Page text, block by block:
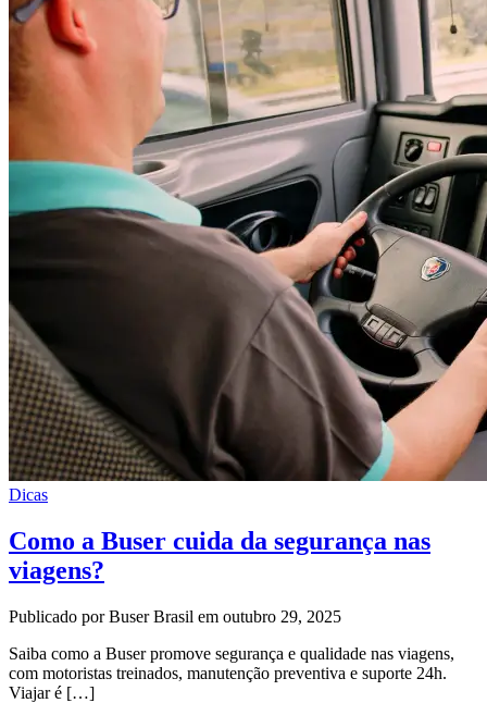
Dicas
Como a Buser cuida da segurança nas
viagens?
Publicado por Buser Brasil em outubro 29, 2025
Saiba como a Buser promove segurança e qualidade nas viagens,
com motoristas treinados, manutenção preventiva e suporte 24h.
Viajar é […]